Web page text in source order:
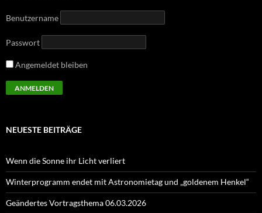
Benutzername
Passwort
Angemeldet bleiben
NEUESTE BEITRÄGE
Wenn die Sonne ihr Licht verliert
Winterprogramm endet mit Astronomietag und „goldenem Henkel“
Geändertes Vortragsthema 06.03.2026